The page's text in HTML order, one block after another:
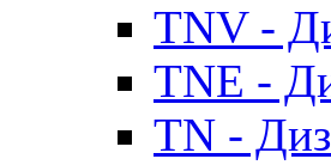
TNV -
TNE -
TN -